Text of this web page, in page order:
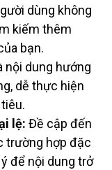
dùng không
kiếm thêm
bạn.
nội dung hướng
dễ thực hiện
lệ: Đề cập đến
trường hợp đặc
để nội dung trở